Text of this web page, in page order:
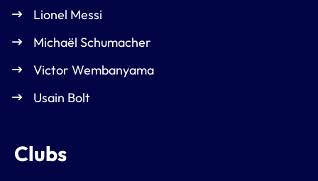
Lionel Messi
Michaël Schumacher
Victor Wembanyama
Usain Bolt
Clubs